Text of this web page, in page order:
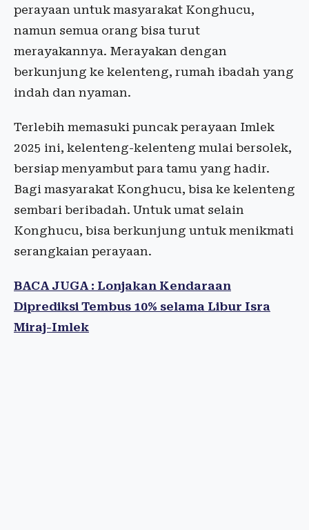
perayaan untuk masyarakat Konghucu,
namun semua orang bisa turut
merayakannya. Merayakan dengan
berkunjung ke kelenteng, rumah ibadah yang
indah dan nyaman.
Terlebih memasuki puncak perayaan Imlek
2025 ini, kelenteng-kelenteng mulai bersolek,
bersiap menyambut para tamu yang hadir.
Bagi masyarakat Konghucu, bisa ke kelenteng
sembari beribadah. Untuk umat selain
Konghucu, bisa berkunjung untuk menikmati
serangkaian perayaan.
BACA JUGA : Lonjakan Kendaraan
Diprediksi Tembus 10% selama Libur Isra
Miraj-Imlek